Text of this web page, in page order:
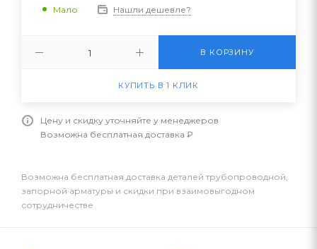
Мало Нашли дешевле?
В КОРЗИНУ
КУПИТЬ В 1 КЛИК
Цену и скидку уточняйте у менеджеров
Возможна бесплатная доставка ₽
Возможна бесплатная доставка деталей трубопроводной,
запорной арматуры и скидки при взаимовыгодном
сотрудничестве